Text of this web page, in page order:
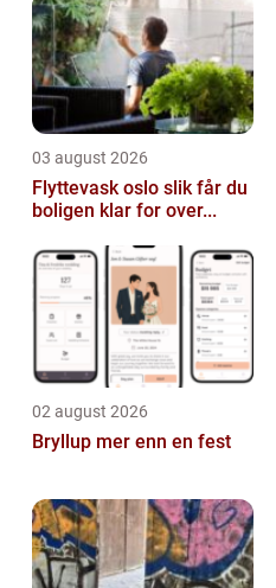
03 august 2026
Flyttevask oslo slik får du
boligen klar for over...
02 august 2026
Bryllup mer enn en fest